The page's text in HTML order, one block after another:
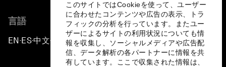
このサイトではCookieを使って、ユーザー
に合わせたコンテンツや広告の表示、トラ
フィックの分析を行っています。またユー
ザーによるサイトの利用状況についても情
報を収集し、ソーシャルメディアや広告配
信、データ解析の各パートナーに情報を共
有しています。ここで収集された情報は、
言語
EN ▪ES▪中文▪ 日本語